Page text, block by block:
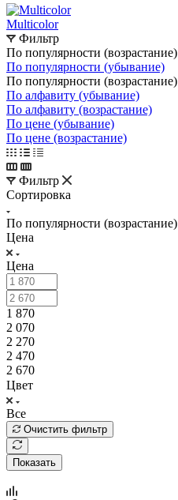
Multicolor
Фильтр
По популярности (возрастание)
По популярности (убывание)
По популярности (возрастание)
По алфавиту (убывание)
По алфавиту (возрастание)
По цене (убывание)
По цене (возрастание)
Фильтр
Сортировка
По популярности (возрастание)
Цена
Цена
1 870
2 070
2 270
2 470
2 670
Цвет
Все
Очистить фильтр
Показать